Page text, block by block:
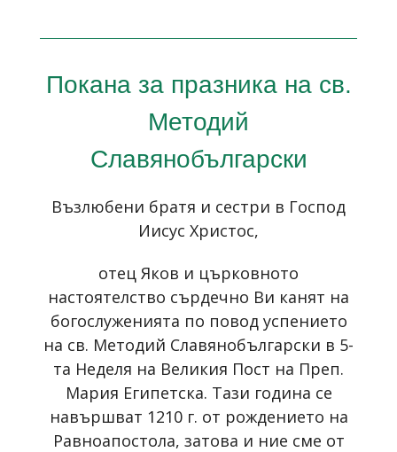
Покана за празника на св.
Методий
Славянобългарски
Възлюбени братя и сестри в Господ
Иисус Христос,
отец Яков и църковното
настоятелство сърдечно Ви канят на
богослуженията по повод успението
на св. Методий Славянобългарски в 5-
та Неделя на Великия Пост на Преп.
Мария Египетска. Тази година се
навършват 1210 г. от рождението на
Равноапостола, затова и ние сме от